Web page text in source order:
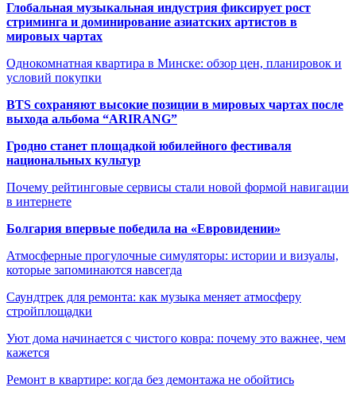
Глобальная музыкальная индустрия фиксирует рост
стриминга и доминирование азиатских артистов в
мировых чартах
Однокомнатная квартира в Минске: обзор цен, планировок и
условий покупки
BTS сохраняют высокие позиции в мировых чартах после
выхода альбома “ARIRANG”
Гродно станет площадкой юбилейного фестиваля
национальных культур
Почему рейтинговые сервисы стали новой формой навигации
в интернете
Болгария впервые победила на «Евровидении»
Атмосферные прогулочные симуляторы: истории и визуалы,
которые запоминаются навсегда
Саундтрек для ремонта: как музыка меняет атмосферу
стройплощадки
Уют дома начинается с чистого ковра: почему это важнее, чем
кажется
Ремонт в квартире: когда без демонтажа не обойтись